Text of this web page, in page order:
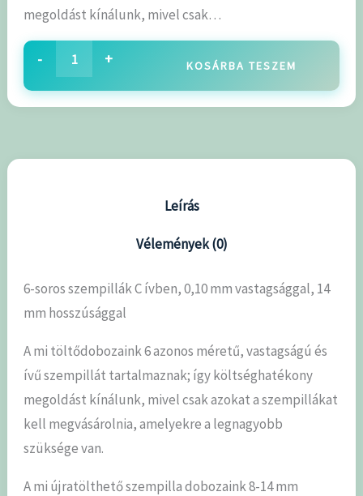
megoldást kínálunk, mivel csak…
- + KOSÁRBA TESZEM
Leírás
Vélemények (0)
6-soros szempillák C ívben, 0,10 mm vastagsággal, 14
mm hosszúsággal
A mi töltődobozaink 6 azonos méretű, vastagságú és
ívű szempillát tartalmaznak; így költséghatékony
megoldást kínálunk, mivel csak azokat a szempillákat
kell megvásárolnia, amelyekre a legnagyobb
szüksége van.
A mi újratölthető szempilla dobozaink 8-14 mm